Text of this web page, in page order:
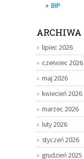
BIP
ARCHIWA
lipiec 2026
czerwiec 2026
maj 2026
kwiecień 2026
marzec 2026
luty 2026
styczeń 2026
grudzień 2025